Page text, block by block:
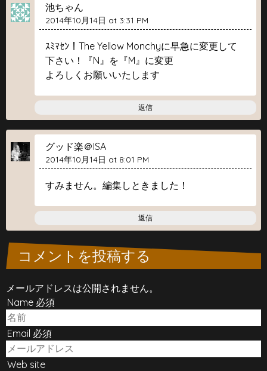
2014年10月14日 at 3:31 PM
池ちゃん
ｽﾐﾏｾﾝ！The Yellow Monchyに早急に変更して
下さい！『N』を『M』に変更
よろしくお願いいたします
返信
2014年10月14日 at 8:01 PM
グッド楽＠ISA
すみません。編集しときました！
返信
コメントを投稿する
メールアドレスは公開されません。
Name 必須
Email 必須
Web site